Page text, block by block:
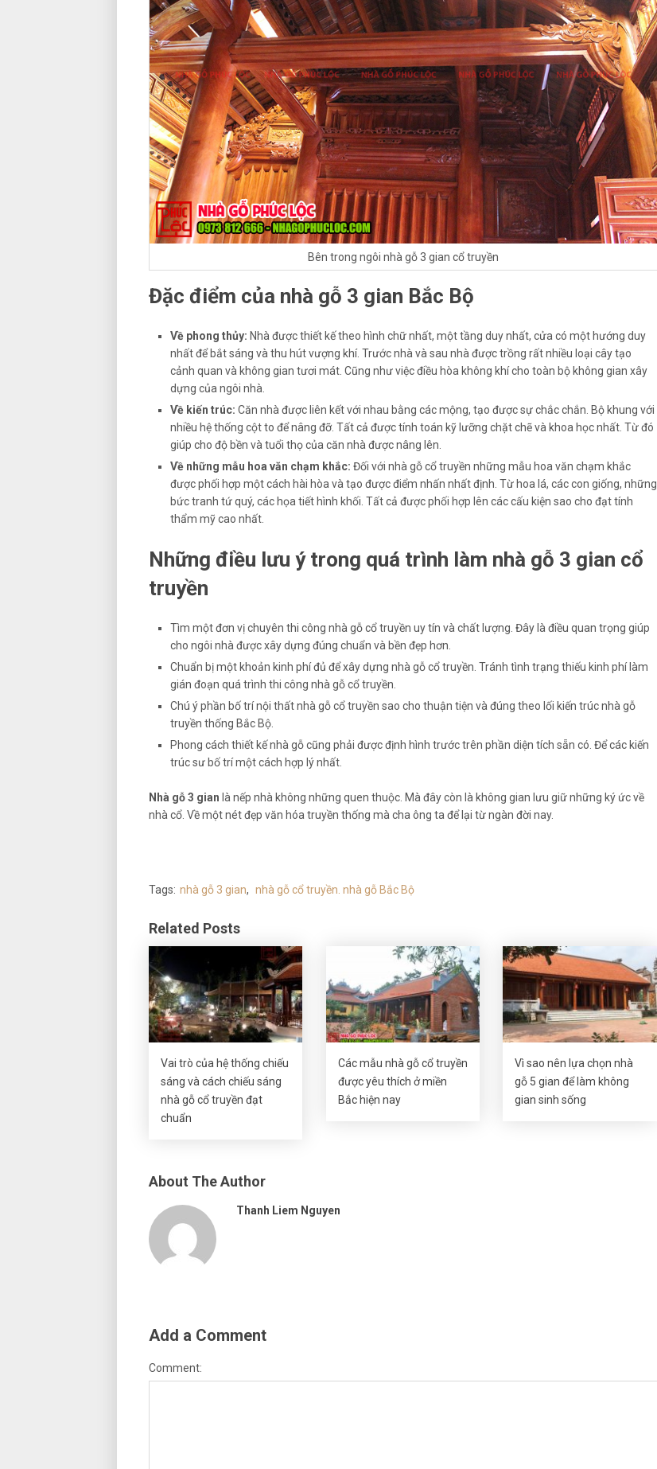
Bên trong ngôi nhà gỗ 3 gian cổ truyền
Đặc điểm của nhà gỗ 3 gian Bắc Bộ
Về phong thủy: Nhà được thiết kế theo hình chữ nhất, một tầng duy nhất, cửa có một hướng duy
nhất để bắt sáng và thu hút vượng khí. Trước nhà và sau nhà được trồng rất nhiều loại cây tạo
cảnh quan và không gian tươi mát. Cũng như việc điều hòa không khí cho toàn bộ không gian xây
dựng của ngôi nhà.
Về kiến trúc: Căn nhà được liên kết với nhau bằng các mộng, tạo được sự chắc chắn. Bộ khung với
nhiều hệ thống cột to để nâng đỡ. Tất cả được tính toán kỹ lưỡng chặt chẽ và khoa học nhất. Từ đó
giúp cho độ bền và tuổi thọ của căn nhà được nâng lên.
Về những mẫu hoa văn chạm khắc: Đối với nhà gỗ cổ truyền những mẫu hoa văn chạm khắc
được phối hợp một cách hài hòa và tạo được điểm nhấn nhất định. Từ hoa lá, các con giống, những
bức tranh tứ quý, các họa tiết hình khối. Tất cả được phối hợp lên các cấu kiện sao cho đạt tính
thẩm mỹ cao nhất.
Những điều lưu ý trong quá trình làm nhà gỗ 3 gian cổ
truyền
Tìm một đơn vị chuyên thi công nhà gỗ cổ truyền uy tín và chất lượng. Đây là điều quan trọng giúp
cho ngôi nhà được xây dựng đúng chuẩn và bền đẹp hơn.
Chuẩn bị một khoản kinh phí đủ để xây dựng nhà gỗ cổ truyền. Tránh tình trạng thiếu kinh phí làm
gián đoạn quá trình thi công nhà gỗ cổ truyền.
Chú ý phần bố trí nội thất nhà gỗ cổ truyền sao cho thuận tiện và đúng theo lối kiến trúc nhà gỗ
truyền thống Bắc Bộ.
Phong cách thiết kế nhà gỗ cũng phải được định hình trước trên phần diện tích sẵn có. Để các kiến
trúc sư bố trí một cách hợp lý nhất.
Nhà gỗ 3 gian là nếp nhà không những quen thuộc. Mà đây còn là không gian lưu giữ những ký ức về
nhà cổ. Về một nét đẹp văn hóa truyền thống mà cha ông ta để lại từ ngàn đời nay.
Tags: nhà gỗ 3 gian, nhà gỗ cổ truyền. nhà gỗ Bắc Bộ
Related Posts
Vai trò của hệ thống chiếu
sáng và cách chiếu sáng
nhà gỗ cổ truyền đạt
chuẩn
Các mẫu nhà gỗ cổ truyền
được yêu thích ở miền
Bắc hiện nay
Vì sao nên lựa chọn nhà
gỗ 5 gian để làm không
gian sinh sống
About The Author
Thanh Liem Nguyen
Add a Comment
Comment: